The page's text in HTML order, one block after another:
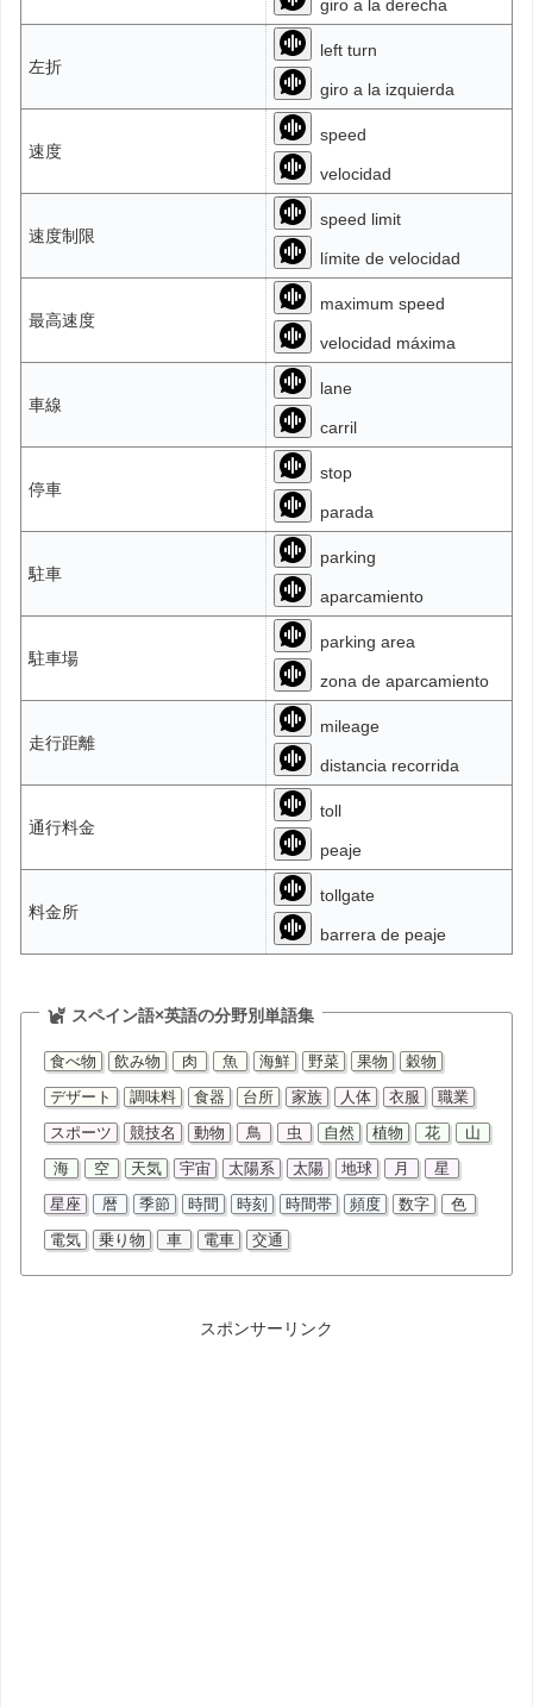
giro a la derecha
左折
left turn
giro a la izquierda
速度
speed
velocidad
速度制限
speed limit
límite de velocidad
最高速度
maximum speed
velocidad máxima
車線
lane
carril
停車
stop
parada
駐車
parking
aparcamiento
駐車場
parking area
zona de aparcamiento
走行距離
mileage
distancia recorrida
通行料金
toll
peaje
料金所
tollgate
barrera de peaje
スペイン語×英語の分野別単語集
食べ物 飲み物 肉 魚 海鮮 野菜 果物
穀物
デザート
調味料 食器 台所 家族 人体 衣服
職業
スポーツ
競技名 動物 鳥 虫 自然 植物 花
山
海
空 天気 宇宙 太陽系 太陽 地球 月
星
星座
暦 季節 時間 時刻 時間帯 頻度 数字
色
電気
乗り物 車 電車 交通
スポンサーリンク